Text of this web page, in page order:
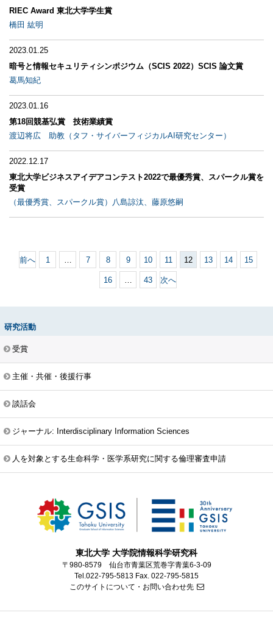
RIEC Award 東北大学学生賞
橋田 紘明
2023.01.25
暗号と情報セキュリティシンポジウム（SCIS 2022）SCIS 論文賞
葛馬知紀
2023.01.16
第18回競基弘賞 技術業績賞
渡辺将広 助教（タフ・サイバーフィジカルAI研究センター）
2022.12.17
東北大学ビジネスアイデアコンテスト2022で最優秀賞、スパークル賞を
受賞
（最優秀賞、スパークル賞）八島諒汰、藤原悠嗣
前へ 1 … 7 8 9 10 11 12 13 14 15
16 … 43 次へ
研究活動
受賞
主催・共催・後援行事
談話会
ジャーナル: Interdisciplinary Information Sciences
人を対象とする生命科学・医学系研究に関する倫理審査申請
東北大学 大学院情報科学研究科
〒980-8579 仙台市青葉区荒巻字青葉6-3-09
Tel.022-795-5813 Fax. 022-795-5815
このサイトについて・お問い合わせ先